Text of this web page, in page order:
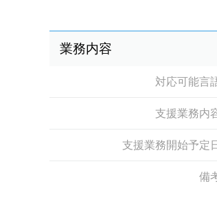
業務内容
対応可能言
支援業務内
支援業務開始予定
備